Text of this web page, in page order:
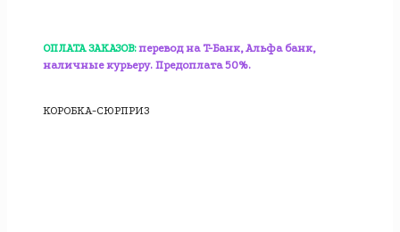
ОПЛАТА ЗАКАЗОВ: перевод на T-Банк, Альфа банк,
наличные курьеру. Предоплата 50%.
КОРОБКА-СЮРПРИЗ